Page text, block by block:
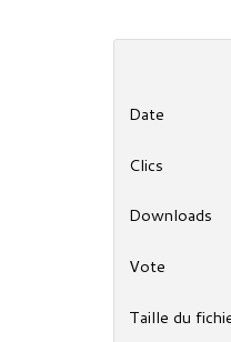
Date
Clics
Downloads
Vote
Taille du